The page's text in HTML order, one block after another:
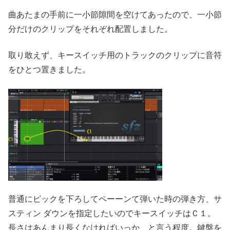
曲あたまの手前に一小節隙間を空けてあったので、一小節
分だけのクリップをそれぞれ配置しました。
取り敢えず、キースイッチ用のトラックのクリップに音符
をひとつ置きました。
普通にピックを下ろしてペーーンて弾いた時の弾き方、サ
スティン ダウンを指定したいのでキースイッチはＣ１。
長さはあんまり長くなければいっか、と言う程度。鍵盤を